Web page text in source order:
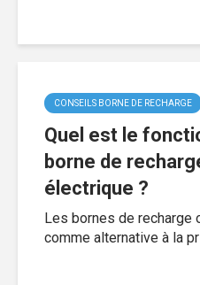
CONSEILS BORNE DE RECHARGE
Quel est le
borne de
électrique ?
Les bornes de recharge
comme alternative à la